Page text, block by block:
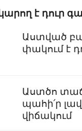
է դուր
Աստված
փակում է
Աստծո
պահի՛ր լավ
վիճակում